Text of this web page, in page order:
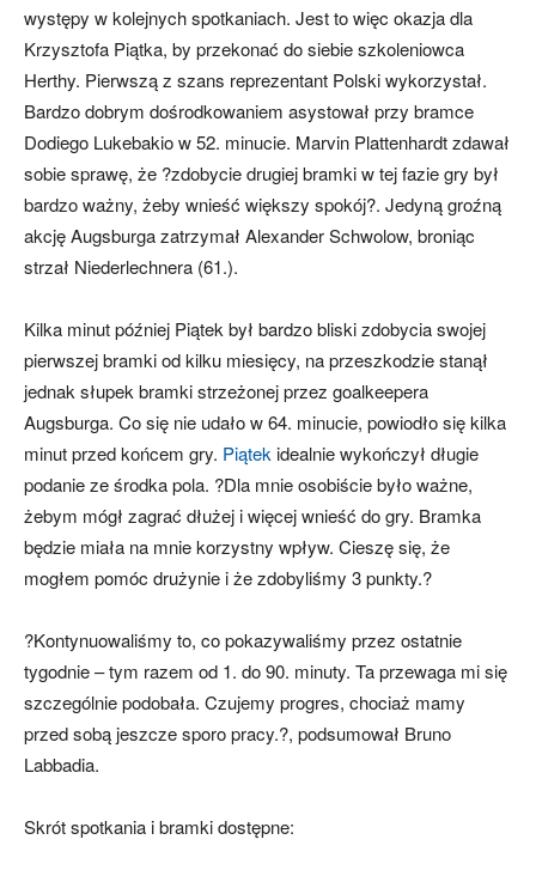
występy w kolejnych spotkaniach. Jest to więc okazja dla
Krzysztofa Piątka, by przekonać do siebie szkoleniowca
Herthy. Pierwszą z szans reprezentant Polski wykorzystał.
Bardzo dobrym dośrodkowaniem asystował przy bramce
Dodiego Lukebakio w 52. minucie. Marvin Plattenhardt zdawał
sobie sprawę, że ?zdobycie drugiej bramki w tej fazie gry był
bardzo ważny, żeby wnieść większy spokój?. Jedyną groźną
akcję Augsburga zatrzymał Alexander Schwolow, broniąc
strzał Niederlechnera (61.).
Kilka minut później Piątek był bardzo bliski zdobycia swojej
pierwszej bramki od kilku miesięcy, na przeszkodzie stanął
jednak słupek bramki strzeżonej przez goalkeepera
Augsburga. Co się nie udało w 64. minucie, powiodło się kilka
minut przed końcem gry. Piątek idealnie wykończył długie
podanie ze środka pola. ?Dla mnie osobiście było ważne,
żebym mógł zagrać dłużej i więcej wnieść do gry. Bramka
będzie miała na mnie korzystny wpływ. Cieszę się, że
mogłem pomóc drużynie i że zdobyliśmy 3 punkty.?
?Kontynuowaliśmy to, co pokazywaliśmy przez ostatnie
tygodnie – tym razem od 1. do 90. minuty. Ta przewaga mi się
szczególnie podobała. Czujemy progres, chociaż mamy
przed sobą jeszcze sporo pracy.?, podsumował Bruno
Labbadia.
Skrót spotkania i bramki dostępne: